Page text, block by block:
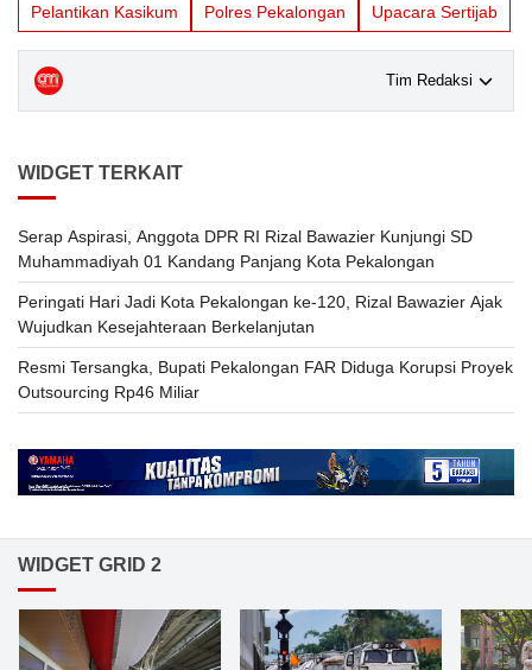
Pelantikan Kasikum Polres Pekalongan Upacara Sertijab
Tim Redaksi
WIDGET TERKAIT
Serap Aspirasi, Anggota DPR RI Rizal Bawazier Kunjungi SD
Muhammadiyah 01 Kandang Panjang Kota Pekalongan
Peringati Hari Jadi Kota Pekalongan ke-120, Rizal Bawazier Ajak
Wujudkan Kesejahteraan Berkelanjutan
Resmi Tersangka, Bupati Pekalongan FAR Diduga Korupsi Proyek
Outsourcing Rp46 Miliar
WIDGET GRID 2